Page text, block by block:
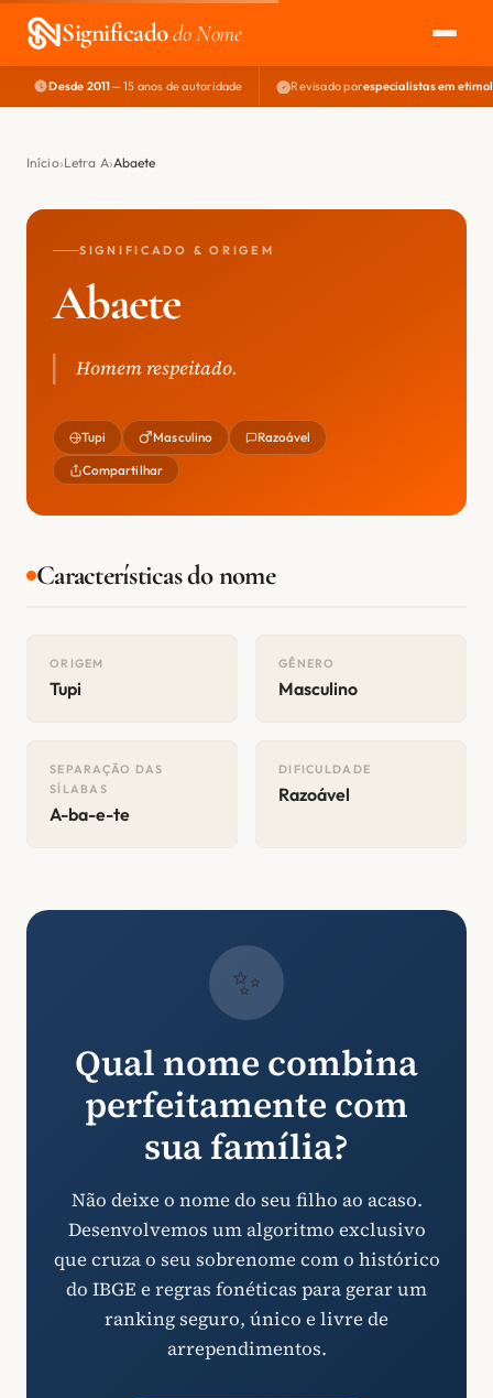
Significadodo Nome
EXPLORAR
NOME PERFEITO
Desde 2011— 15 anos de autoridade Revisado porespecialistas em
Início Letra A Abaete
SIGNIFICADO & ORIGEM
Abaete
Homem respeitado.
Tupi Masculino Razoável
Compartilhar
Características do nome
ORIGEM
Tupi
GÊNERO
Masculino
SEPARAÇÃO DAS
SÍLABAS
A-ba-e-te
DIFICULDADE
Razoável
✨
Qual nome combina
perfeitamente com
sua família?
Não deixe o nome do seu filho ao acaso.
Desenvolvemos um algoritmo exclusivo
que cruza o seu sobrenome com o histórico
do IBGE e regras fonéticas para gerar um
ranking seguro, único e livre de
arrependimentos.